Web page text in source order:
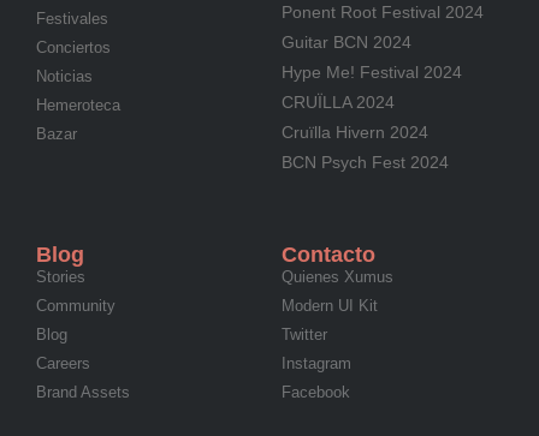
Festivales
Conciertos
Noticias
Hemeroteca
Bazar
Ponent Root Festival 2024
Guitar BCN 2024
Hype Me! Festival 2024
CRUÏLLA 2024
Cruïlla Hivern 2024
BCN Psych Fest 2024
Blog
Stories
Community
Blog
Careers
Brand Assets
Contacto
Quienes Xumus
Modern UI Kit
Twitter
Instagram
Facebook